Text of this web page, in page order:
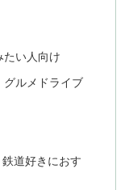
たい人向け
グルメドライブ
道好きにおす